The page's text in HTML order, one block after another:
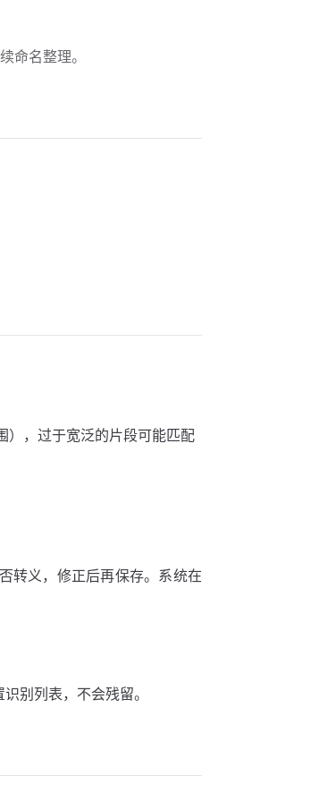
命名整理。
），过于宽泛的片段可能匹配
转义，修正后再保存。系统在
别列表，不会残留。